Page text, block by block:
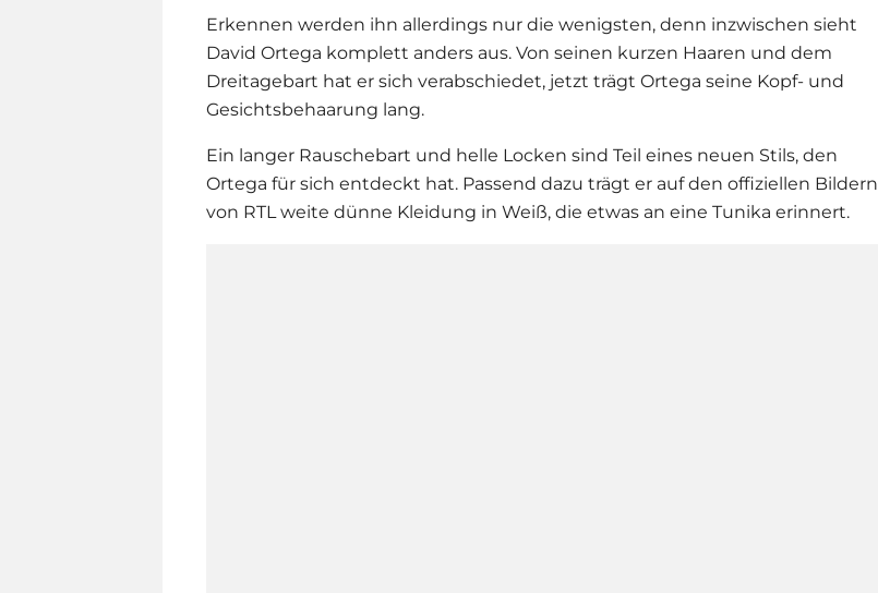
Erkennen werden ihn allerdings nur die wenigsten, denn inzwischen sieht
David Ortega komplett anders aus. Von seinen kurzen Haaren und dem
Dreitagebart hat er sich verabschiedet, jetzt trägt Ortega seine Kopf- und
Gesichtsbehaarung lang.
Ein langer Rauschebart und helle Locken sind Teil eines neuen Stils, den
Ortega für sich entdeckt hat. Passend dazu trägt er auf den offiziellen Bildern
von RTL weite dünne Kleidung in Weiß, die etwas an eine Tunika erinnert.